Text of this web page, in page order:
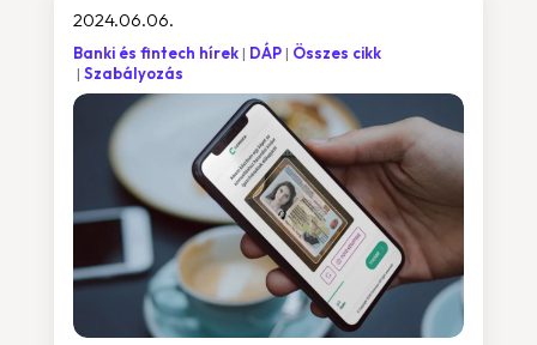
2024.06.06.
Banki és fintech hírek DÁP
Összes cikk
Szabályozás